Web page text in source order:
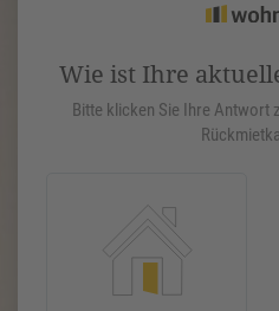
Wie ist Ihre
Bitte klicken Sie Ihre Antwort